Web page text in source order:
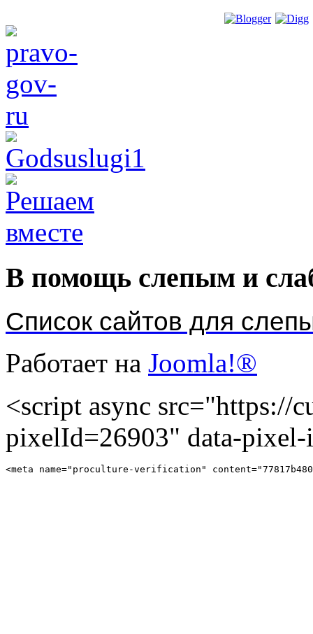
В помощь слепым и
Список сайтов для
Работает на Joomla!®
<script async src="https://
pixelId=26903" data-
<meta name="proculture-verification"